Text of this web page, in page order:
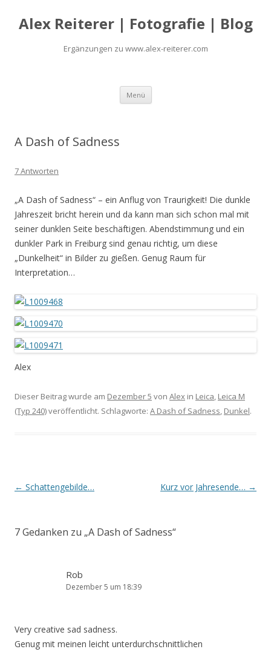
Alex Reiterer | Fotografie | Blog
Ergänzungen zu www.alex-reiterer.com
Menü Zum Inhalt springen
A Dash of Sadness
7 Antworten
„A Dash of Sadness“ – ein Anflug von Traurigkeit! Die dunkle
Jahreszeit bricht herein und da kann man sich schon mal mit
seiner dunklen Seite beschäftigen. Abendstimmung und ein
dunkler Park in Freiburg sind genau richtig, um diese
„Dunkelheit“ in Bilder zu gießen. Genug Raum für
Interpretation…
Alex
Dieser Beitrag wurde am Dezember 5 von Alex in Leica, Leica M
(Typ 240)veröffentlicht. Schlagworte: A Dash of Sadness, Dunkel.
Artikel-Navigation
← Schattengebilde… Kurz vor Jahresende… →
7 Gedanken zu „A Dash of Sadness“
Rob
Dezember 5 um 18:39
Very creative sad sadness.
Genug mit meinen leicht unterdurchschnittlichen